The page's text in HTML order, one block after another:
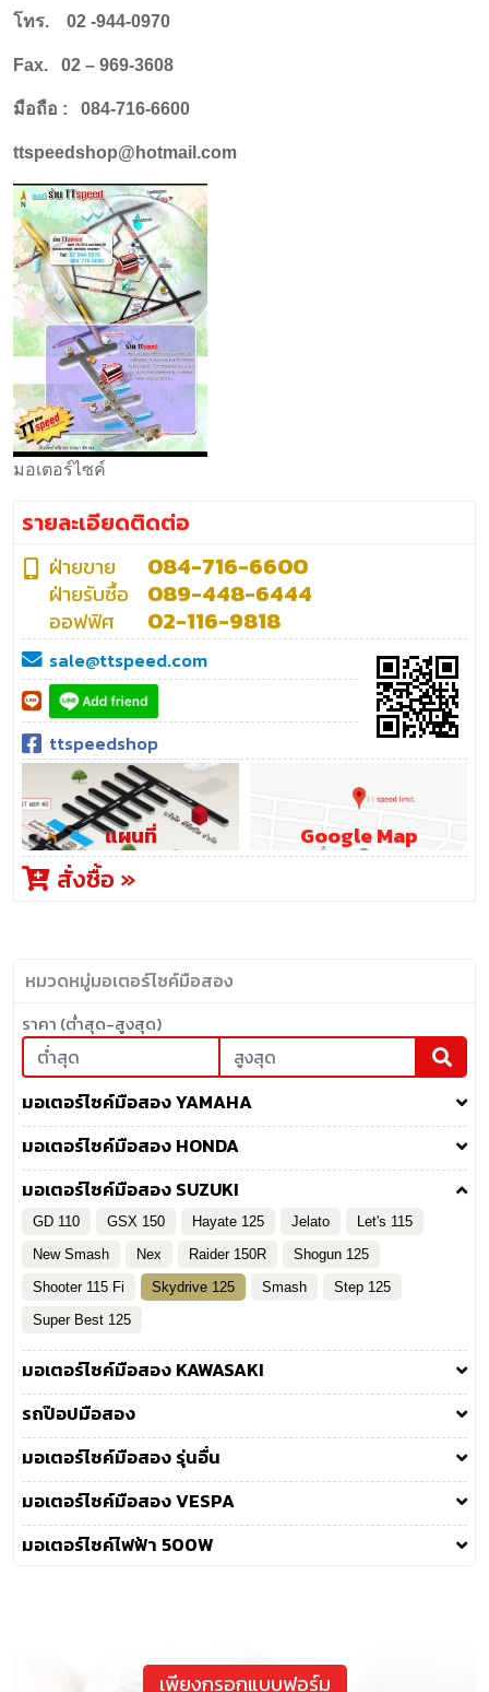
โทร. 02 -944-0970
Fax. 02 – 969-3608
มือถือ : 084-716-6600
ttspeedshop@hotmail.com
มอเตอร์ไซค์
รายละเอียดติดต่อ
ฝ่ายขาย 084-716-6600
ฝ่ายรับซื้อ 089-448-6444
ออฟฟิศ 02-116-9818
sale@ttspeed.com
ttspeedshop
แผนที่ Google Map
สั่งซื้อ »
หมวดหมู่มอเตอร์ไซค์มือสอง
ราคา (ต่ำสุด-สูงสุด)
มอเตอร์ไซค์มือสอง YAMAHA
มอเตอร์ไซค์มือสอง HONDA
มอเตอร์ไซค์มือสอง SUZUKI
GD 110 GSX 150 Hayate 125 Jelato
Let's 115
New Smash
Nex Raider 150R
Shogun 125
Shooter 115 Fi
Skydrive 125 Smash
Step 125
Super Best 125
มอเตอร์ไซค์มือสอง KAWASAKI
รถป๊อปมือสอง
มอเตอร์ไซค์มือสอง รุ่นอื่น
มอเตอร์ไซค์มือสอง VESPA
มอเตอร์ไซค์ไฟฟ้า 500W
เพียงกรอกแบบฟอร์ม